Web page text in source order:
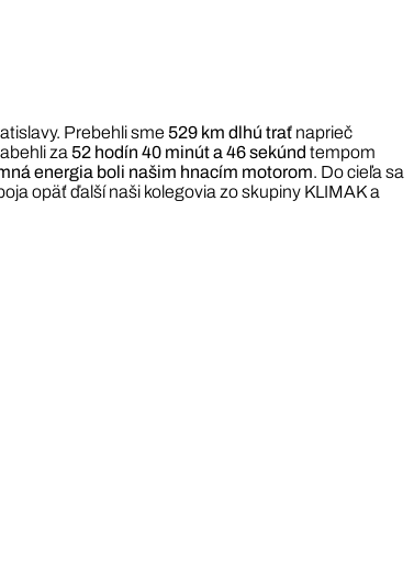
Prebehli sme 529 km dlhú trať naprieč
za 52 hodín 40 minút a 46 sekúnd tempom
energia boli našim hnacím motorom. Do cieľa sa
opäť ďalší naši kolegovia zo skupiny KLIMAK a